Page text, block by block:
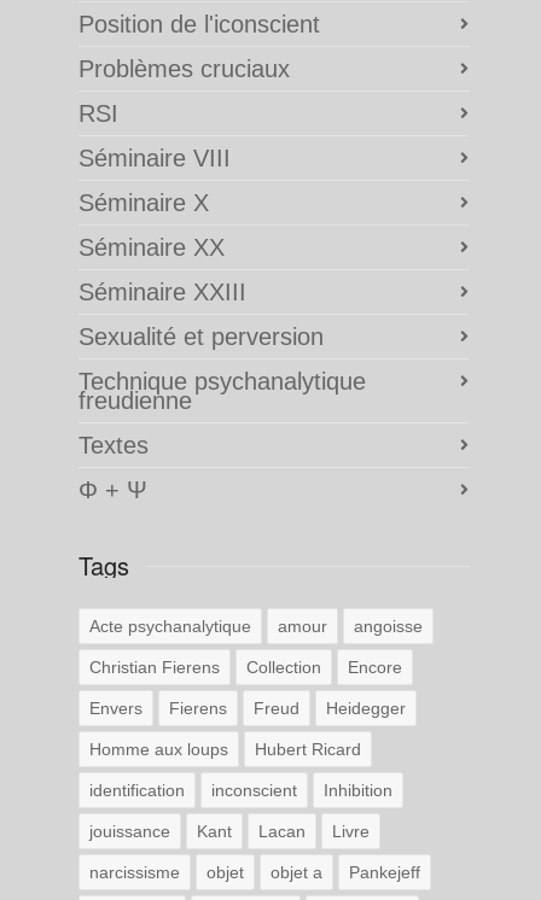
Position de l'iconscient
Problèmes cruciaux
RSI
Séminaire VIII
Séminaire X
Séminaire XX
Séminaire XXIII
Sexualité et perversion
Technique psychanalytique
freudienne
Textes
Φ + Ψ
Tags
Acte psychanalytique amour angoisse
Christian Fierens Collection Encore
Envers Fierens Freud Heidegger
Homme aux loups Hubert Ricard
identification inconscient Inhibition
jouissance Kant Lacan Livre
narcissisme objet objet a Pankejeff